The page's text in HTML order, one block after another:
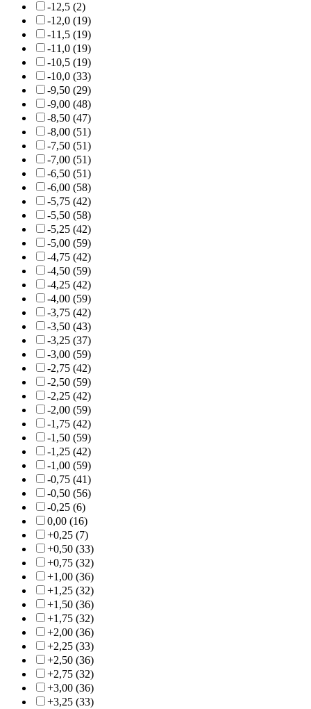
-12,5 (2)
-12,0 (19)
-11,5 (19)
-11,0 (19)
-10,5 (19)
-10,0 (33)
-9,50 (29)
-9,00 (48)
-8,50 (47)
-8,00 (51)
-7,50 (51)
-7,00 (51)
-6,50 (51)
-6,00 (58)
-5,75 (42)
-5,50 (58)
-5,25 (42)
-5,00 (59)
-4,75 (42)
-4,50 (59)
-4,25 (42)
-4,00 (59)
-3,75 (42)
-3,50 (43)
-3,25 (37)
-3,00 (59)
-2,75 (42)
-2,50 (59)
-2,25 (42)
-2,00 (59)
-1,75 (42)
-1,50 (59)
-1,25 (42)
-1,00 (59)
-0,75 (41)
-0,50 (56)
-0,25 (6)
0,00 (16)
+0,25 (7)
+0,50 (33)
+0,75 (32)
+1,00 (36)
+1,25 (32)
+1,50 (36)
+1,75 (32)
+2,00 (36)
+2,25 (33)
+2,50 (36)
+2,75 (32)
+3,00 (36)
+3,25 (33)